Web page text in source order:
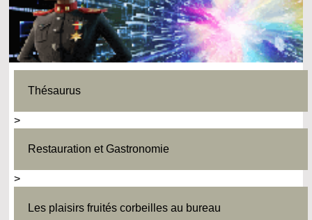
Thésaurus
>
Restauration et Gastronomie
>
Les plaisirs fruités corbeilles au bureau